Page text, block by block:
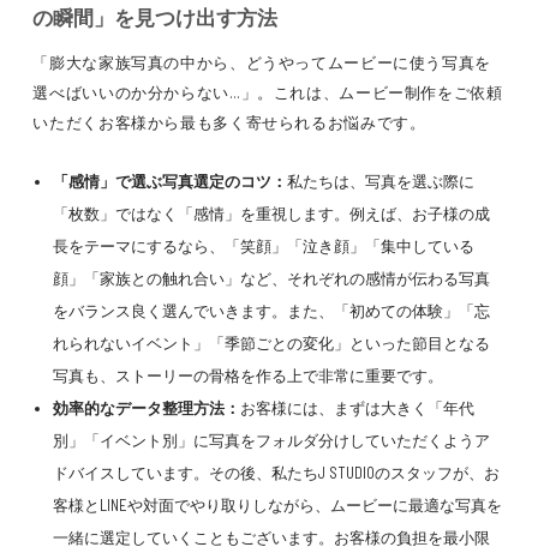
の瞬間」を見つけ出す方法
「膨大な家族写真の中から、どうやってムービーに使う写真を
選べばいいのか分からない…」。これは、ムービー制作をご依頼
いただくお客様から最も多く寄せられるお悩みです。
「感情」で選ぶ写真選定のコツ： 私たちは、写真を選ぶ際に
「枚数」ではなく「感情」を重視します。例えば、お子様の成
長をテーマにするなら、「笑顔」「泣き顔」「集中している
顔」「家族との触れ合い」など、それぞれの感情が伝わる写真
をバランス良く選んでいきます。また、「初めての体験」「忘
れられないイベント」「季節ごとの変化」といった節目となる
写真も、ストーリーの骨格を作る上で非常に重要です。
効率的なデータ整理方法： お客様には、まずは大きく「年代
別」「イベント別」に写真をフォルダ分けしていただくようア
ドバイスしています。その後、私たちJ STUDIOのスタッフが、お
客様とLINEや対面でやり取りしながら、ムービーに最適な写真を
一緒に選定していくこともございます。お客様の負担を最小限